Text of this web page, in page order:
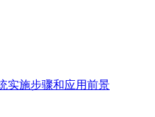
实施步骤和应用前景